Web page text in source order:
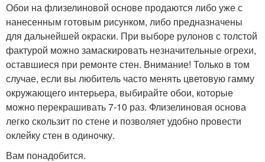
Обои на флизелиновой основе продаются либо уже с
нанесенным готовым рисунком, либо предназначены
для дальнейшей окраски. При выборе рулонов с толстой
фактурой можно замаскировать незначительные огрехи,
оставшиеся при ремонте стен. Внимание! Только в том
случае, если вы любитель часто менять цветовую гамму
окружающего интерьера, выбирайте обои, которые
можно перекрашивать 7-10 раз. Флизелиновая основа
легко скользит по стене и позволяет удобно провести
оклейку стен в одиночку.
Вам понадобится.